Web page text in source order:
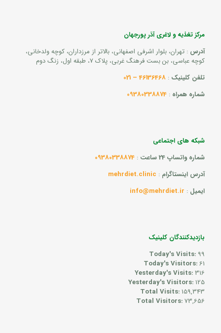
مرکز تغذیه و لاغری آذر پورجهان
آدرس : تهران، بلوار اشرفی اصفهانی، بالاتر از مرزداران، کوچه ولدخانی،
کوچه عباسی، بن بست فرهنگ غربی، پلاک 7، طبقه اول، زنگ دوم
تلفن کلینیک :
46136468 – 021
شماره همراه :
09380338874
شبکه های اجتماعی
شماره واتساپ 24 ساعت
:
09380338874
آدرس اینستاگرام :
mehrdiet.clinic
ایمیل :
info@mehrdiet.ir
بازدیدکنندگان کلینیک
Today's Visits: 99
Today's Visitors:61
Yesterday's Visits:316
Yesterday's Visitors:125
Total Visits:159,343
Total Visitors:73,656